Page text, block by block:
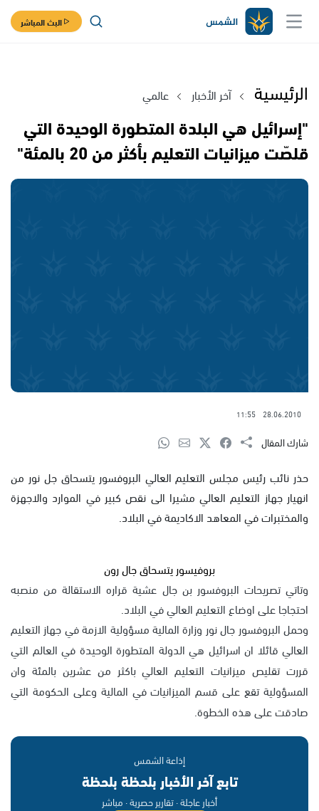
البث المباشر
الرئيسية آخر الأخبار عالمي
"إسرائيل هي البلدة المتطورة الوحيدة التي
قلصّت ميزانيات التعليم بأكثر من 20 بالمئة"
28.06.2010
11:55
شارك المقال
حذر نائب رئيس مجلس التعليم العالي البروفسور يتسحاق جل نور من
انهيار جهاز التعليم العالي مشيرا الى نقص كبير في الموارد والاجهزة
والمختبرات في المعاهد الاكاديمة في البلاد.
بروفيسور يتسحاق جال رون
وتاتي تصريحات البروفسور بن جال عشية قراره الاستقالة من منصبه
احتجاجا على اوضاع التعليم العالي في البلاد.
وحمل البروفسور جال نور وزارة المالية مسؤولية الازمة في جهاز التعليم
العالي قائلا ان اسرائيل هي الدولة المتطورة الوحيدة في العالم التي
قررت تقليص ميزانيات التعليم العالي باكثر من عشرين بالمئة وان
المسؤولية تقع على قسم الميزانيات في المالية وعلى الحكومة التي
صادقت على هذه الخطوة.
إذاعة الشمس
تابع آخر الأخبار بلحظة بلحظة
أخبار عاجلة · تقارير حصرية · مباشر